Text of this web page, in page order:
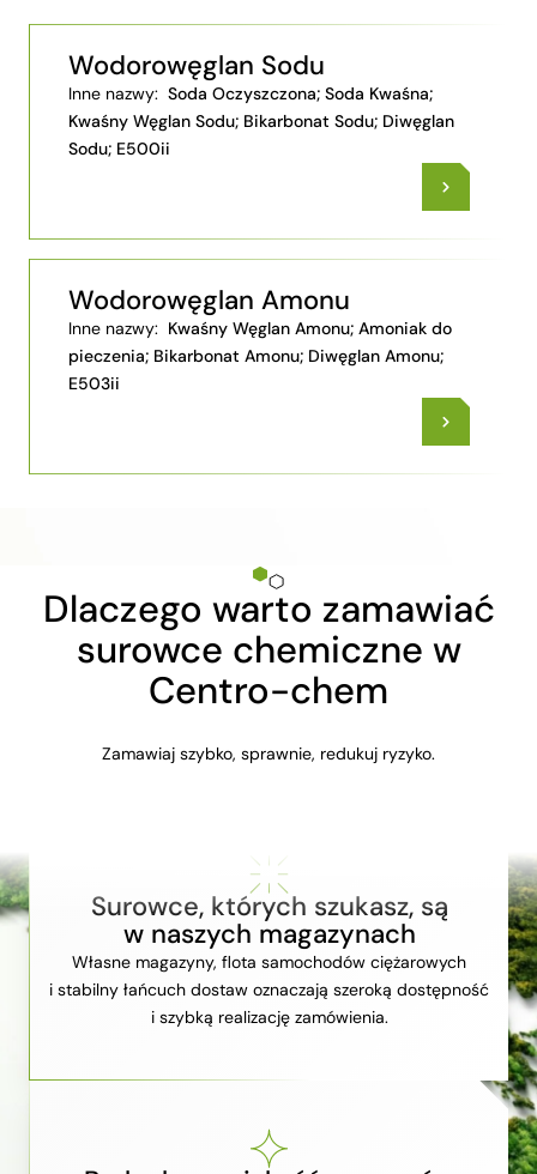
Wodorowęglan Sodu
Inne nazwy: Soda Oczyszczona; Soda Kwaśna;
Kwaśny Węglan Sodu; Bikarbonat Sodu; Diwęglan
Sodu; E500ii
Wodorowęglan Amonu
Inne nazwy: Kwaśny Węglan Amonu; Amoniak do
pieczenia; Bikarbonat Amonu; Diwęglan Amonu;
E503ii
Dlaczego warto zamawiać
surowce chemiczne w
Centro-chem
Zamawiaj szybko, sprawnie, redukuj ryzyko.
Surowce, których szukasz, są
w naszych magazynach
Własne magazyny, flota samochodów ciężarowych
i stabilny łańcuch dostaw oznaczają szeroką dostępność
i szybką realizację zamówienia.